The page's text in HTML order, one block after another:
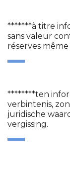
*******à titre
sans valeur
réserves même
********ten
verbintenis,
juridische
vergissing.